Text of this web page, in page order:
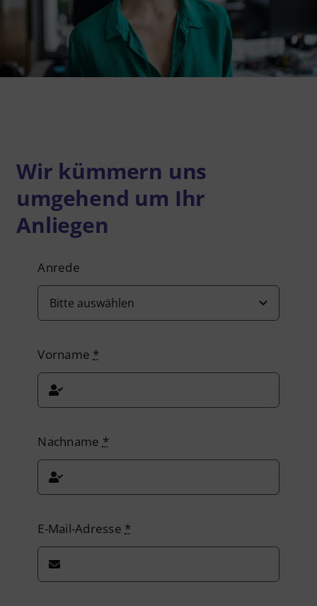
Barrierefreiheit
Wir kümmern uns
umgehend um Ihr
Anliegen
Anrede
Vorname *
Nachname *
E-Mail-Adresse *